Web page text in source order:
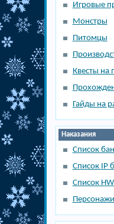
Игровые
Монстры
Питомцы
Квесты на
Гайды на
Наказания
Список
Список IP
Список